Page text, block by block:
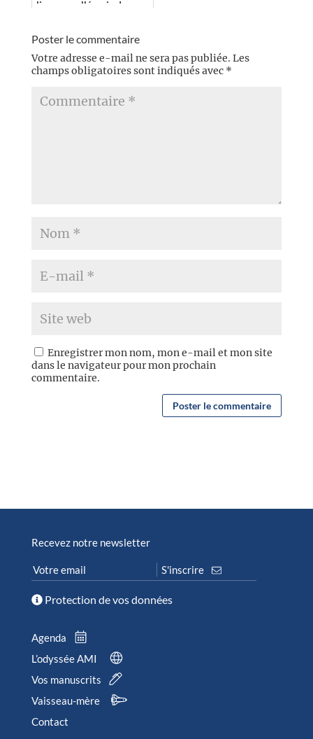
livre une allégorie des
Poster le commentaire
Votre adresse e-mail ne sera pas publiée. Les
champs obligatoires sont indiqués avec *
Enregistrer mon nom, mon e-mail et mon site
dans le navigateur pour mon prochain
commentaire.
Recevez notre newsletter
Protection de vos données
Agenda
L’odyssée AMI
Vos manuscrits
Vaisseau-mère
Contact